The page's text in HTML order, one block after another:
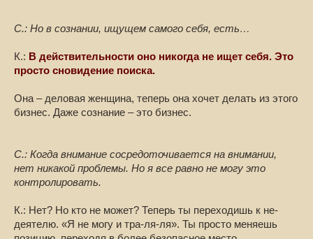
С.: Но в сознании, ищущем самого себя, есть…
К.: В действительности оно никогда не ищет себя. Это
просто сновидение поиска.
Она – деловая женщина, теперь она хочет делать из этого
бизнес. Даже сознание – это бизнес.
С.: Когда внимание сосредоточивается на внимании,
нет никакой проблемы. Но я все равно не могу это
контролировать.
К.: Нет? Но кто не может? Теперь ты переходишь к не-
деятелю. «Я не могу и тра-ля-ля». Ты просто меняешь